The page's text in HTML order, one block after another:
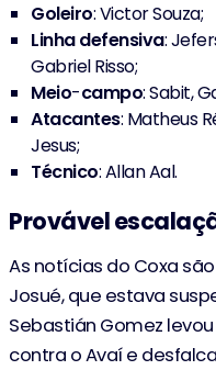
Goleiro: Victor Souza;
Linhadefensiva:
Gabriel Risso;
Meio-campo: Sabit,
Atacantes: Matheus
Jesus;
Técnico: Allan Aal.
Provável
As notícias do Coxa
Josué, que estava
Sebastián Gomez
contra o Avaí e